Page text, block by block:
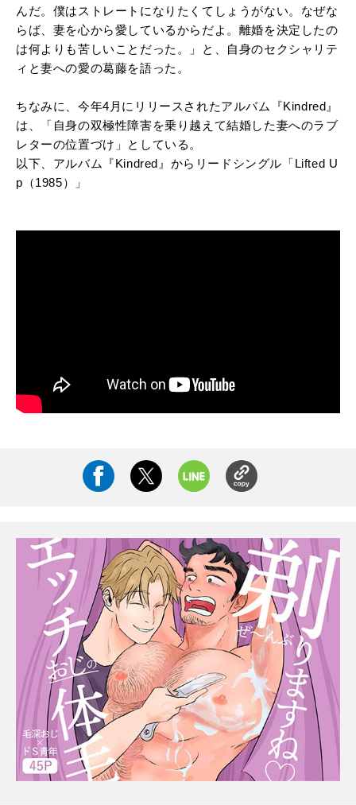
んだ。僕はストレートになりたくてしょうがない。なぜな
らば、妻を心から愛しているからだよ。離婚を決定したの
は何よりも苦しいことだった。」と、自身のセクシャリテ
ィと妻への愛の葛藤を語った。
ちなみに、今年4月にリリースされたアルバム『Kindred』
は、「自身の双極性障害を乗り越えて結婚した妻へのラブ
レターの位置づけ」としている。
以下、アルバム『Kindred』からリードシングル「Lifted U
p（1985）」